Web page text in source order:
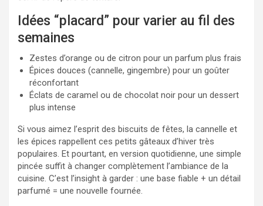
Idées “placard” pour varier au fil des
semaines
Zestes d’orange ou de citron pour un parfum plus frais
Épices douces (cannelle, gingembre) pour un goûter
réconfortant
Éclats de caramel ou de chocolat noir pour un dessert
plus intense
Si vous aimez l’esprit des biscuits de fêtes, la cannelle et
les épices rappellent ces petits gâteaux d’hiver très
populaires. Et pourtant, en version quotidienne, une simple
pincée suffit à changer complètement l’ambiance de la
cuisine. C’est l’insight à garder : une base fiable + un détail
parfumé = une nouvelle fournée.